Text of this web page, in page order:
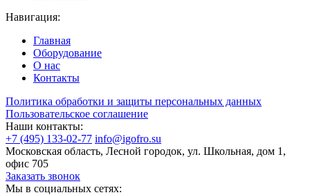
Навигация:
Главная
Оборудование
О нас
Контакты
Политика обработки и защиты персональных данных
Пользовательское соглашение
Наши контакты:
+7 (495) 133-02-77 info@igofro.su
Московская область, Лесной городок, ул. Школьная, дом 1,
офис 705
Заказать звонок
Мы в социальных сетях: